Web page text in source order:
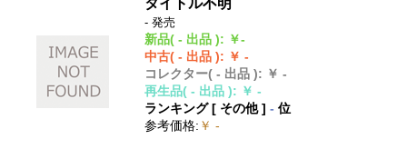
タイトル不明
- 発売
新品( - 出品 ): ￥-
中古( - 出品 ): ￥ -
コレクター( - 出品 ): ￥ -
再生品( - 出品 ): ￥ -
ランキング [ その他]- 位
参考価格: ￥ -